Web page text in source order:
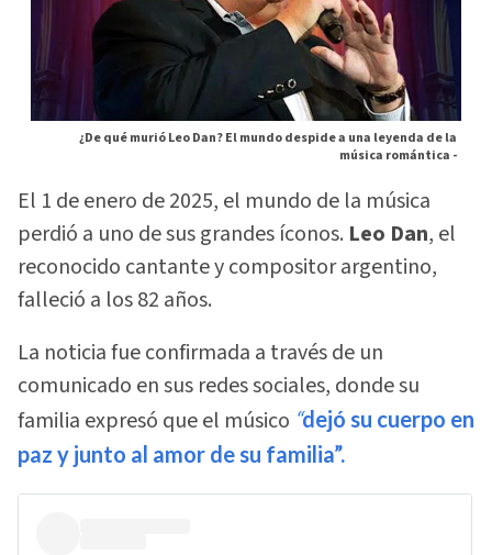
¿De qué murió Leo Dan? El mundo despide a una leyenda de la
música romántica -
El 1 de enero de 2025, el mundo de la música
perdió a uno de sus grandes íconos. Leo Dan, el
reconocido cantante y compositor argentino,
falleció a los 82 años.
La noticia fue confirmada a través de un
comunicado en sus redes sociales, donde su
familia expresó que el músico “dejó su cuerpo en
paz y junto al amor de su familia”.